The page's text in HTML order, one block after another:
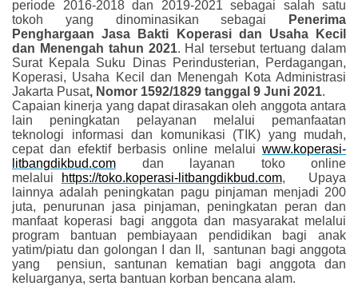
periode 2016-2018 dan 2019-2021 sebagai salah satu
tokoh yang dinominasikan sebagai
Penerima
Penghargaan Jasa Bakti Koperasi dan Usaha Kecil
dan Menengah tahun 2021. Hal tersebut tertuang dalam
Surat Kepala Suku Dinas Perindusterian, Perdagangan,
Koperasi, Usaha Kecil dan Menengah Kota Administrasi
Jakarta Pusat, Nomor 1592/1829 tanggal 9 Juni 2021.
Capaian kinerja yang dapat dirasakan oleh anggota antara
lain peningkatan pelayanan melalui pemanfaatan
teknologi informasi dan komunikasi (TIK) yang mudah,
cepat dan efektif berbasis online melalui www.koperasi-
litbangdikbud.com dan layanan toko online
melalui
https://toko.koperasi-litbangdikbud.com, Upaya
lainnya adalah peningkatan pagu pinjaman menjadi 200
juta, penurunan jasa pinjaman, peningkatan peran dan
manfaat koperasi bagi anggota dan masyarakat melalui
program bantuan pembiayaan pendidikan bagi anak
yatim/piatu dan golongan I dan II, santunan bagi anggota
yang pensiun, santunan kematian bagi anggota dan
keluarganya, serta bantuan korban bencana alam.